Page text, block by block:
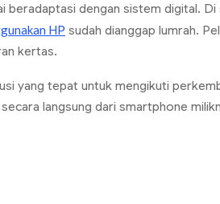
beradaptasi dengan sistem digital.
HP sudah dianggap lumrah.
kertas.
yang tepat untuk mengikuti
langsung dari smartphone